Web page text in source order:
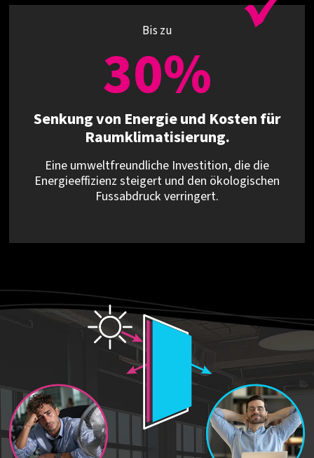
Bis zu
30%
Senkung von Energie und Kosten für
Raumklimatisierung.
Eine umweltfreundliche Investition, die die
Energieeffizienz steigert und den ökologischen
Fussabdruck verringert.